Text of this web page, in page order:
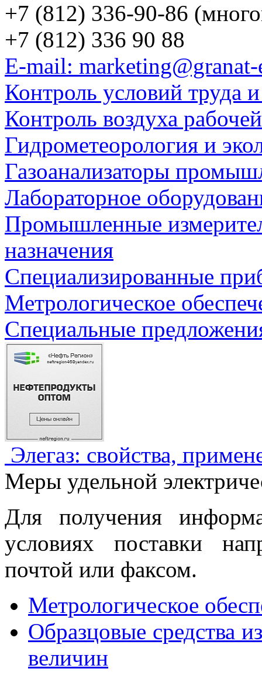
+7 (812) 336-90-86
+7 (812) 336 90 88
E-mail:
Контроль условий труда
Контроль воздуха
Гидрометеорология и
Газоанализаторы
Лабораторное
Промышленные
назначения
Специализированные
Метрологическое
Специальные
Элегаз: свойства,
Меры удельной
Для получения
условиях поставки
почтой или факсом.
Метрологическое
Образцовые средства
величин